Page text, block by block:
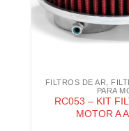
FILTROS DE AR
PARA
RC053 – KIT
MOTOR A